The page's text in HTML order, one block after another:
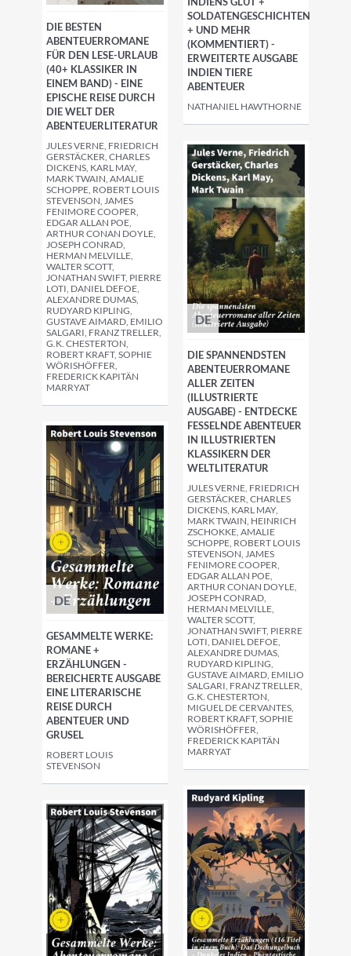
SOLDATENGESCHICHTEN
+ UND MEHR
(KOMMENTIERT) -
ERWEITERTE AUSGABE
INDIEN TIERE
ABENTEUER
NATHANIEL HAWTHORNE
DIE BESTEN
ABENTEUERROMANE
FÜR DEN LESE-URLAUB
(40+ KLASSIKER IN
EINEM BAND) - EINE
EPISCHE REISE DURCH
DIE WELT DER
ABENTEUERLITERATUR
JULES VERNE, FRIEDRICH
GERSTÄCKER, CHARLES
DICKENS, KARL MAY,
MARK TWAIN, AMALIE
SCHOPPE, ROBERT LOUIS
STEVENSON, JAMES
FENIMORE COOPER,
EDGAR ALLAN POE,
ARTHUR CONAN DOYLE,
JOSEPH CONRAD,
HERMAN MELVILLE,
WALTER SCOTT,
JONATHAN SWIFT, PIERRE
LOTI, DANIEL DEFOE,
ALEXANDRE DUMAS,
RUDYARD KIPLING,
GUSTAVE AIMARD, EMILIO
SALGARI, FRANZ TRELLER,
G.K. CHESTERTON,
ROBERT KRAFT, SOPHIE
WÖRISHÖFFER,
FREDERICK KAPITÄN
MARRYAT
DE
DIE SPANNENDSTEN
ABENTEUERROMANE
ALLER ZEITEN
(ILLUSTRIERTE
AUSGABE) - ENTDECKE
FESSELNDE ABENTEUER
IN ILLUSTRIERTEN
KLASSIKERN DER
WELTLITERATUR
JULES VERNE, FRIEDRICH
GERSTÄCKER, CHARLES
DICKENS, KARL MAY,
MARK TWAIN, HEINRICH
ZSCHOKKE, AMALIE
SCHOPPE, ROBERT LOUIS
STEVENSON, JAMES
FENIMORE COOPER,
EDGAR ALLAN POE,
ARTHUR CONAN DOYLE,
JOSEPH CONRAD,
HERMAN MELVILLE,
WALTER SCOTT,
JONATHAN SWIFT, PIERRE
LOTI, DANIEL DEFOE,
ALEXANDRE DUMAS,
RUDYARD KIPLING,
GUSTAVE AIMARD, EMILIO
SALGARI, FRANZ TRELLER,
G.K. CHESTERTON,
MIGUEL DE CERVANTES,
ROBERT KRAFT, SOPHIE
WÖRISHÖFFER,
FREDERICK KAPITÄN
MARRYAT
DE
GESAMMELTE WERKE:
ROMANE +
ERZÄHLUNGEN -
BEREICHERTE AUSGABE
EINE LITERARISCHE
REISE DURCH
ABENTEUER UND
GRUSEL
ROBERT LOUIS
STEVENSON